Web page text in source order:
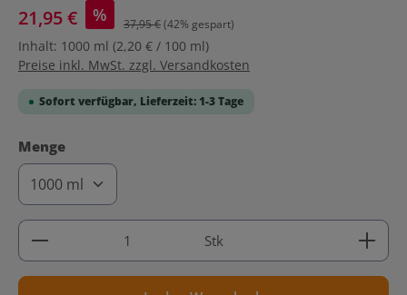
21,95 € % 37,95 €(42% gespart)
Inhalt: 1000 ml (2,20 € / 100 ml)
Preise inkl. MwSt. zzgl. Versandkosten
Sofort verfügbar, Lieferzeit: 1-3 Tage
Mengeauswählen
Produkt Anzahl: Gib den gewünschten Wert ein
Stk